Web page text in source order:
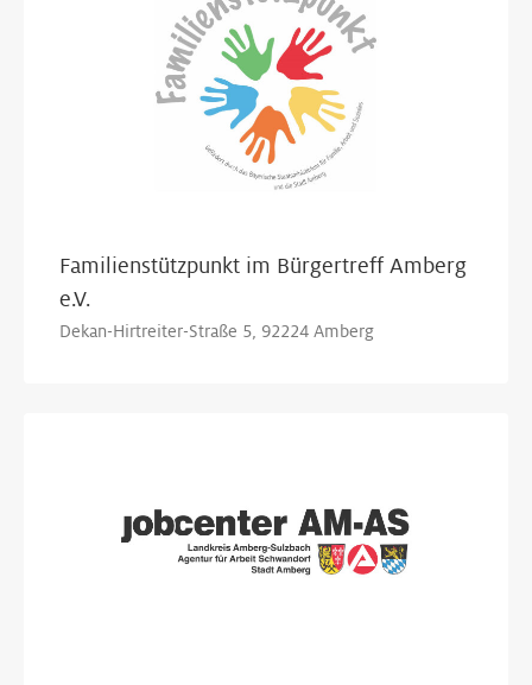
Familienstützpunkt im Bürgertreff Amberg
e.V.
Dekan-Hirtreiter-Straße 5, 92224 Amberg